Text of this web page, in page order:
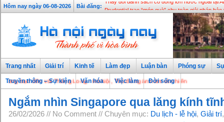
Hôm nay ngày 06-08-2026
Bài đăng:
Prudential trao “món quà” chu toàn giải pháp
Thay đổi danh sách cổ đông lớn nước ngoài tại
bạn đến với Thăng Long - Hà Nội, Thủ đô ngàn năm văn hiến
Trang nhất Giải trí Kinh tế Làm đẹp Luận bàn Phóng sự
Truyền thông – Sự kiện Văn hóa Việc làm Đời sống
Ngắm nhìn Singapore qua lăng kính
26/02/2026 // No Comment // Chuyên mục: Du lịch - lễ hội, Giải trí